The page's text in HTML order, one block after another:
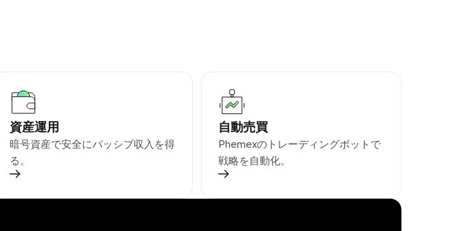
資産運用
暗号資産で安全にパッシブ収入を得
る。
自動売買
Phemexのトレーディングボットで
戦略を自動化。